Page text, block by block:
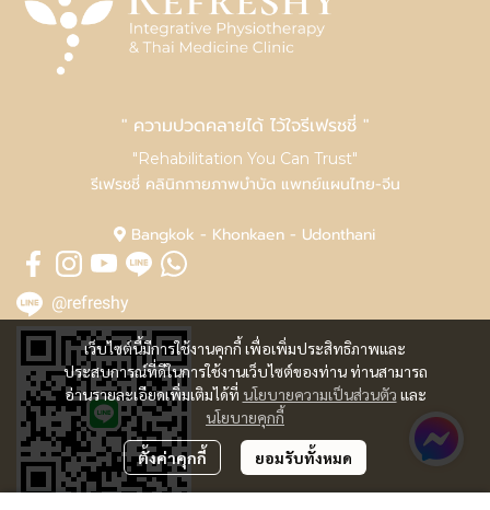
เว็บไซต์นี้มีการใช้งานคุกกี้ เพื่อเพิ่มประสิทธิภาพและ
ประสบการณ์ที่ดีในการใช้งานเว็บไซต์ของท่าน ท่านสามารถ
อ่านรายละเอียดเพิ่มเติมได้ที่ นโยบายความเป็นส่วนตัว และ
นโยบายคุกกี้
ตั้งค่าคุกกี้ ยอมรับทั้งหมด
" ความปวดคลายได้ ไว้ใจรีเฟรชชี่ "
"Rehabilitation You Can Trust"
รีเฟรชชี่ คลินิกกายภาพบำบัด แพทย์แผนไทย-จีน
Bangkok - Khonkaen - Udonthani
@refreshy